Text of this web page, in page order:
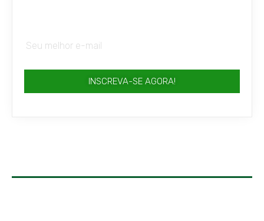
INSCREVA-SE AGORA!